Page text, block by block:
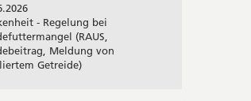
- Regelung bei
(RAUS,
Meldung von
Getreide)